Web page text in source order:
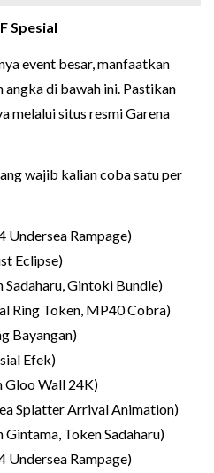
Spesial
event besar, manfaatkan
di bawah ini. Pastikan
melalui situs resmi Garena
wajib kalian coba satu per
Rampage)
Eclipse)
Gintoki Bundle)
Ring Token, MP40 Cobra)
Bayangan)
Efek)
Gloo Wall 24K)
Splatter Arrival Animation)
Token Sadaharu)
Rampage)